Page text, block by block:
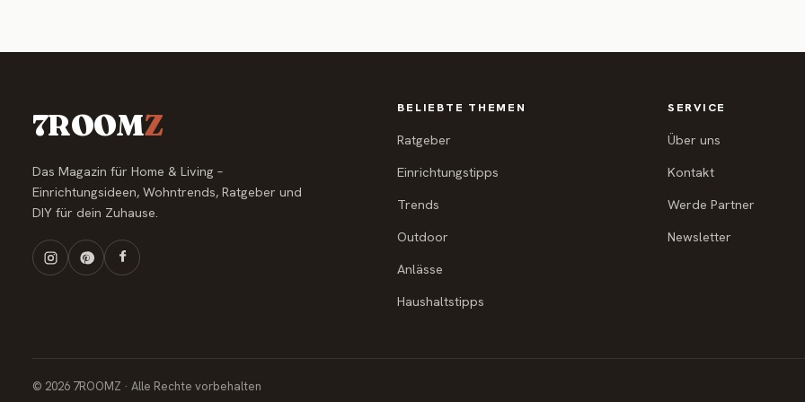
7ROOMZ
Das Magazin für Home & Living –
Einrichtungsideen, Wohntrends, Ratgeber und
DIY für dein Zuhause.
BELIEBTE THEMEN
Ratgeber
Einrichtungstipps
Trends
Outdoor
Anlässe
Haushaltstipps
SERVICE
Über uns
Kontakt
Werde Partner
Newsletter
© 2026 7ROOMZ · Alle Rechte vorbehalten